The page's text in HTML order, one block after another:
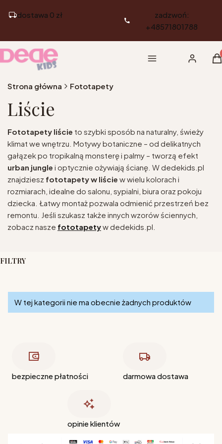
dostawa 0 zł
zadzwoń:
+48571801788
Menu Zaloguj się
Strona główna Fototapety
Liście
Fototapety liście to szybki sposób na naturalny, świeży
klimat we wnętrzu. Motywy botaniczne – od delikatnych
gałązek po tropikalną monsterę i palmy – tworzą efekt
urban jungle i optycznie ożywiają ścianę. W dedekids.pl
znajdziesz fototapety w liście w wielu kolorach i
rozmiarach, idealne do salonu, sypialni, biura oraz pokoju
dziecka. Łatwy montaż pozwala odmienić przestrzeń bez
remontu. Jeśli szukasz także innych wzorów ściennych,
zobacz nasze fototapetyw dedekids.pl.
FILTRY
Lista produktów
W tej kategorii nie ma obecnie żadnych produktów
bezpieczne płatności darmowa dostawa
opinie klientów